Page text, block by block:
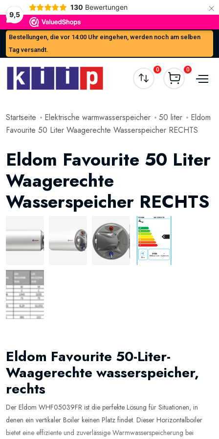
9,5
130 Bewertungen ×
Bestellungen, die vor 14:00 Uhr eingehen, werden noch am selben
Tag versandt.
0 0
Startseite Elektrische warmwasserspeicher 50 liter
Eldom
Favourite 50 Liter Waagerechte Wasserspeicher RECHTS
Eldom Favourite 50 Liter
Waagerechte
Wasserspeicher RECHTS
Eldom Favourite 50-Liter-
Waagerechte wasserspeicher,
rechts
Der Eldom WHF05039FR ist die perfekte Lösung für Situationen, in
denen ein vertikaler Boiler keinen Platz findet. Dieser Horizontalboiler
bietet eine effiziente und zuverlässige Warmwasserspeicherung bei